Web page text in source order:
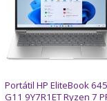
Portátil HP EliteBook 645
G11 9Y7R1ET Ryzen 7